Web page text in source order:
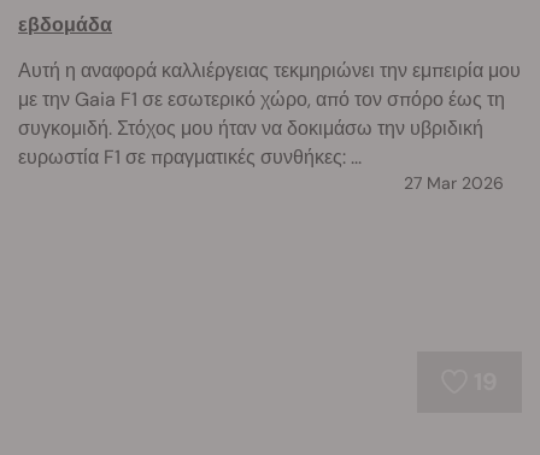
εβδομάδα
Αυτή η αναφορά καλλιέργειας τεκμηριώνει την εμπειρία μου
με την Gaia F1 σε εσωτερικό χώρο, από τον σπόρο έως τη
συγκομιδή. Στόχος μου ήταν να δοκιμάσω την υβριδική
ευρωστία F1 σε πραγματικές συνθήκες: ...
27 Mar 2026